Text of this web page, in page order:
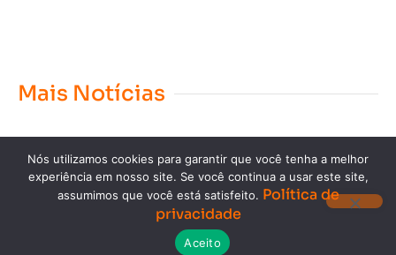
Mais Notícias
Copyright © 2023. Todos os direitos reservados.
Nós utilizamos cookies para garantir que você tenha a melhor
experiência em nosso site. Se você continua a usar este site,
assumimos que você está satisfeito. Política de
privacidade
Aceito